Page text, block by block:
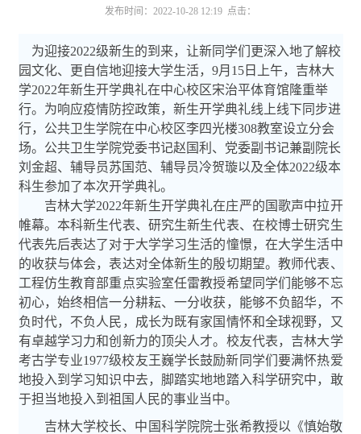
发布时间：2022-10-28 12:19 点击：
为迎接2022级新生的到来，让新同学们更深入地了解校
园文化、更自信地迎接大学生活， 9月 15日上午，吉林大
学2022年新生开学典礼在中心校区宋治平体育馆隆重举
行。为响应疫情防控政策，新生开学典礼线上线下同步进
行，公共卫生学院在中心校区李四光楼308教室设立分会
场。公共卫生学院党委书记赵国利、党委副书记兼副院长
刘金超、辅导员苏国范、辅导员冷贺璇以及全体2022级本
科生参加了本次开学典礼。
吉林大学2022年新生开学典礼在庄严的国歌声中拉开
帷幕。本科新生代表、研究生新生代表、在校博士研究生
代表先后表达了对于大学学习生活的憧憬，在大学生活中
的收获与体会，表达对全体新生的殷切期望。教师代表、
工程仿生教育部重点实验室任雷教授希望同学们能够不忘
初心，始终相信一分耕耘、一分收获，能够不负韶华，不
负时代，不负人民，成长为既有家国情怀和全球视野，又
有卓越学习力和创新力的顶尖人才。校友代表，吉林大学
考古学专业1977级校友王巍学长鼓励新同学们要满怀热爱
地投入到学习知识中去，脚踏实地地踏入科学研究中，敢
于担当地投入到祖国人民的事业当中。
吉林大学校长、中国科学院院士张希教授以《慎始敬